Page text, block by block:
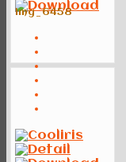
img_6458